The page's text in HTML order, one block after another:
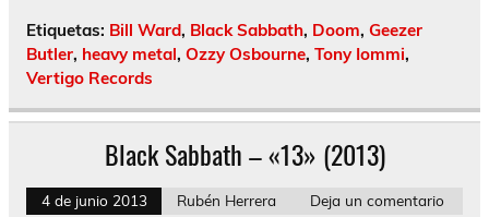
Etiquetas: Bill Ward, Black Sabbath, Doom, Geezer
Butler, heavy metal, Ozzy Osbourne, Tony Iommi,
Vertigo Records
Black Sabbath – «13» (2013)
4 de junio 2013 Rubén Herrera Deja un comentario